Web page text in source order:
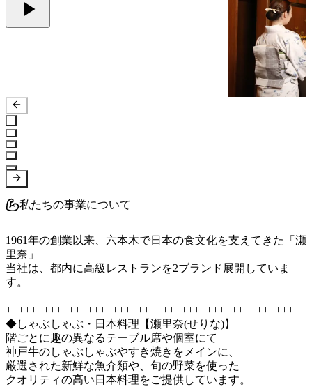
私たちの事業について
1961年の創業以来、六本木で日本の食文化を支えてきた「瀬
里奈」
当社は、都内に高級レストランを2ブランド展開していま
す。
+++++++++++++++++++++++++++++++++++++++++++++++
◆しゃぶしゃぶ・日本料理【瀬里奈(せりな)】
階ごとに趣の異なるテーブル席や個室にて
神戸牛のしゃぶしゃぶやすき焼きをメインに、
厳選された新鮮な魚介類や、旬の野菜を使った
クオリティの高い日本料理をご提供しています。